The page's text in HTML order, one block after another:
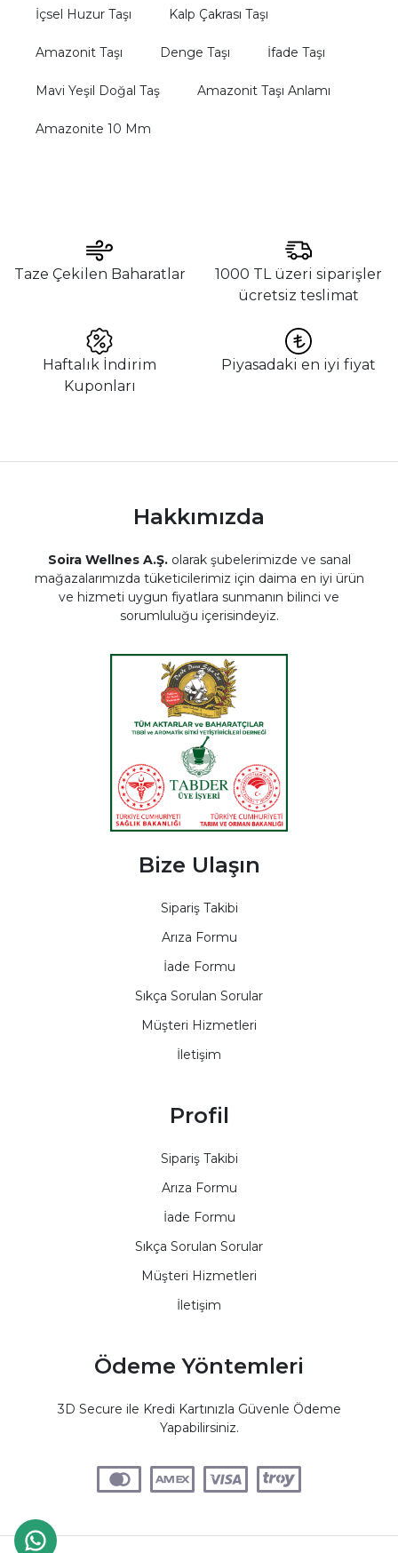
İçsel Huzur Taşı Kalp Çakrası Taşı
Amazonit Taşı Denge Taşı İfade Taşı
Mavi Yeşil Doğal Taş Amazonit Taşı Anlamı
Amazonite 10 Mm
Taze Çekilen Baharatlar
1000 TL üzeri siparişler
ücretsiz teslimat
Haftalık İndirim
Kuponları
Piyasadaki en iyi fiyat
Hakkımızda
Soira Wellnes A.Ş.olarak şubelerimizde ve sanal
mağazalarımızda tüketicilerimiz için daima en iyi ürün
ve hizmeti uygun fiyatlara sunmanın bilinci ve
sorumluluğu içerisindeyiz.
Bize Ulaşın
Sipariş Takibi
Arıza Formu
İade Formu
Sıkça Sorulan Sorular
Müşteri Hizmetleri
İletişim
Profil
Sipariş Takibi
Arıza Formu
İade Formu
Sıkça Sorulan Sorular
Müşteri Hizmetleri
İletişim
Ödeme Yöntemleri
3D Secure ile Kredi Kartınızla Güvenle Ödeme
Yapabilirsiniz.